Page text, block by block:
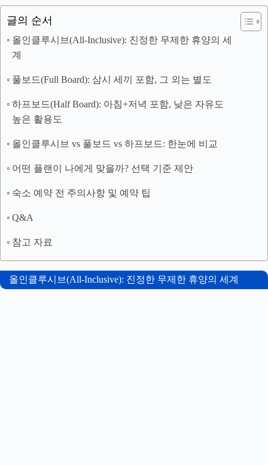
글의 순서
올인클루시브(All-Inclusive): 진정한 무제한 휴양의 세
계
풀보드(Full Board): 삼시 세끼 포함, 그 외는 별도
하프보드(Half Board): 아침+저녁 포함, 낮은 자유도
높은 활용도
올인클루시브 vs 풀보드 vs 하프보드: 한눈에 비교
어떤 플랜이 나에게 맞을까? 선택 기준 제안
숙소 예약 전 주의사항 및 예약 팁
Q&A
참고 자료
올인클루시브(All-Inclusive): 진정한 무제한 휴양의 세계